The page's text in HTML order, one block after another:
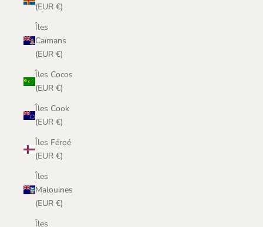
(EUR €)
Îles
Caïmans
(EUR €)
Îles Cocos
(EUR €)
Îles Cook
(EUR €)
Îles Féroé
(EUR €)
Îles
Malouines
(EUR €)
Îles